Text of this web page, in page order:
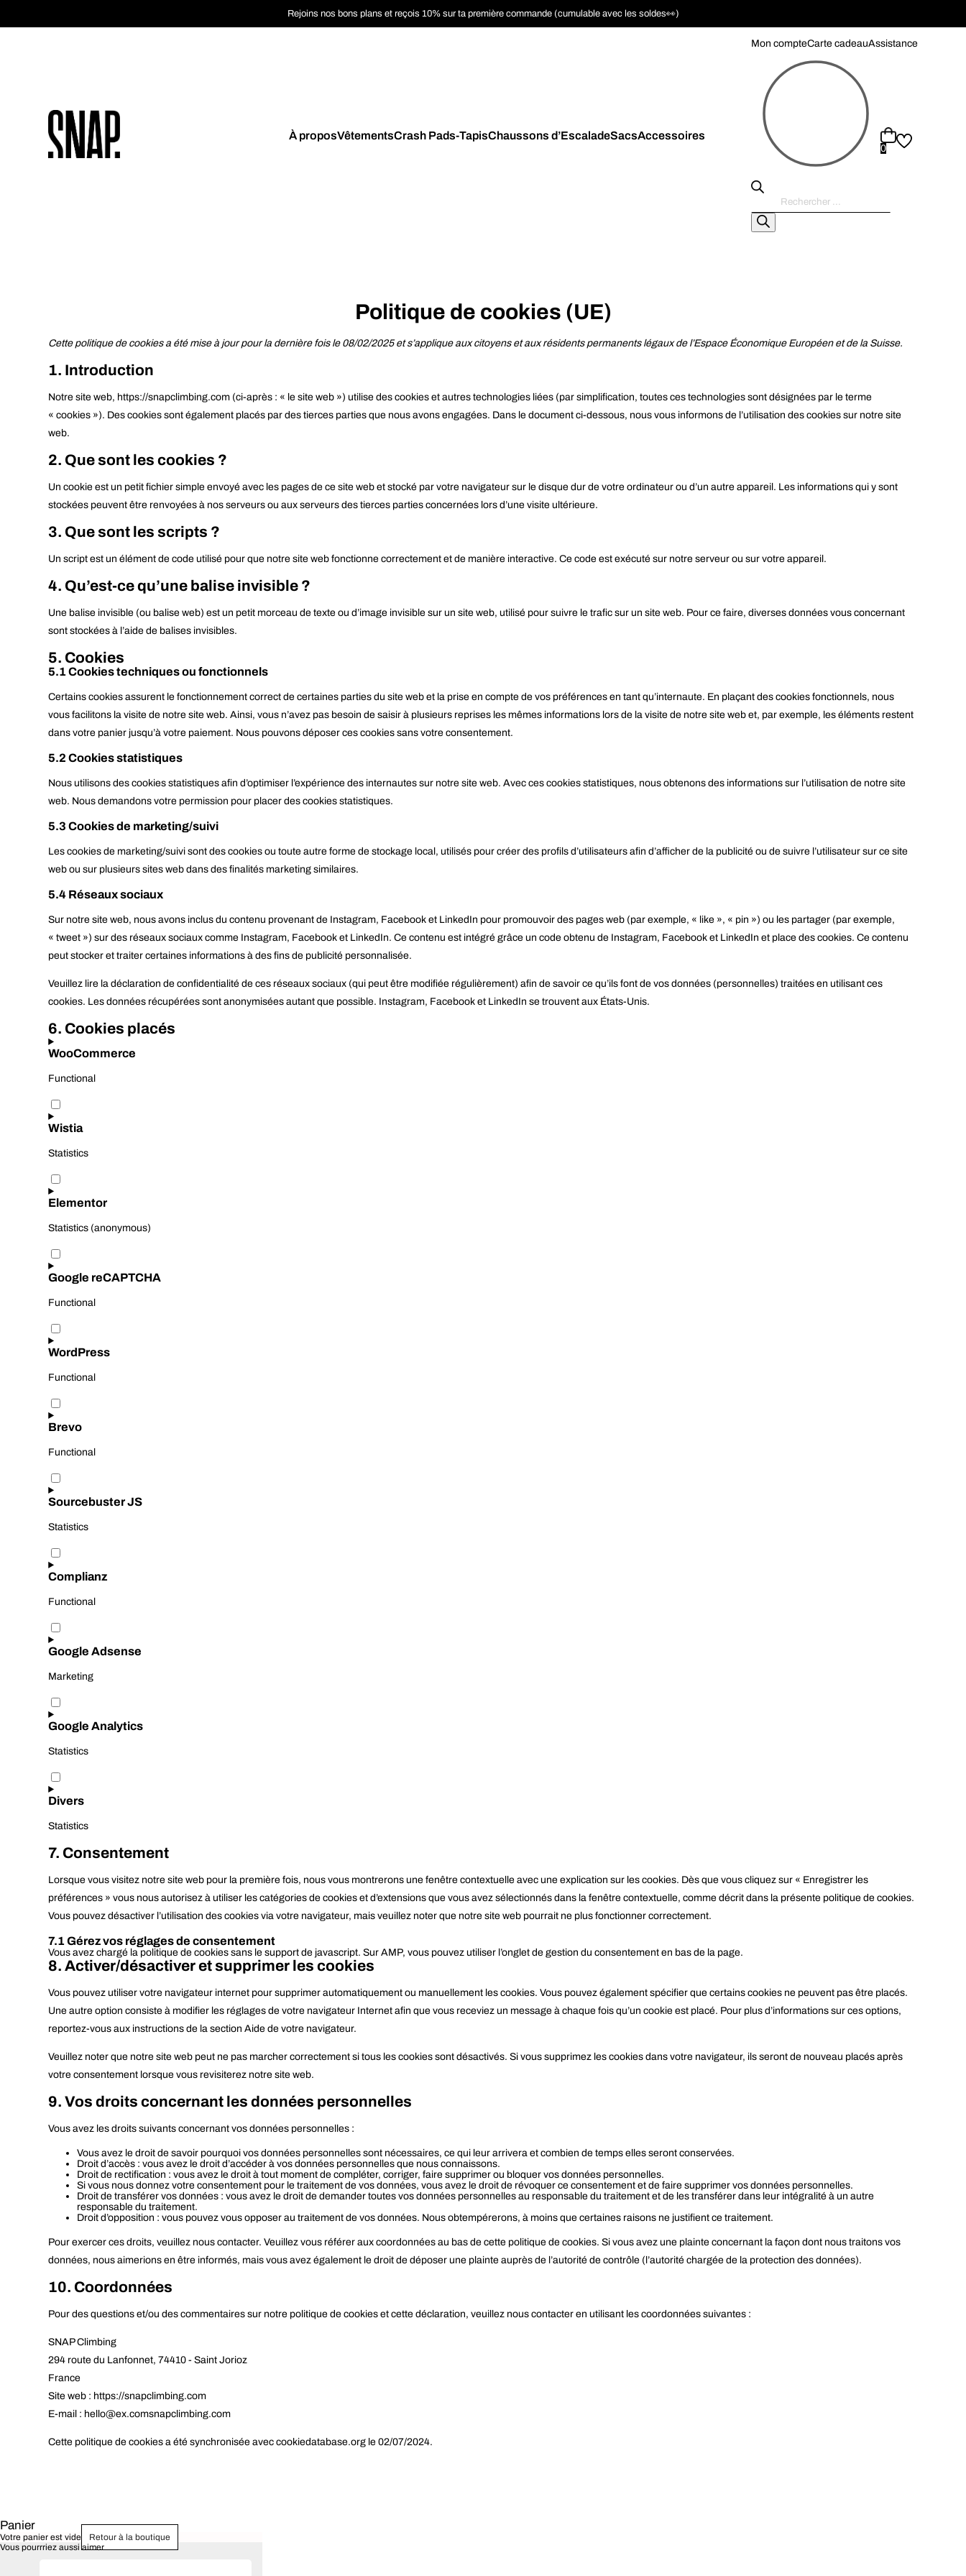
Rejoins nos bons plans et reçois 10% sur ta première commande (cumulable avec les soldes👀)
À proposVêtementsCrash Pads-TapisChaussons d’EscaladeSacsAccessoires
Mon compteCarte cadeauAssistance
Recherche
de
produits
0
Politique de cookies (UE)
Cette politique de cookies a été mise à jour pour la dernière fois le 08/02/2025 et s’applique aux citoyens et aux résidents permanents légaux de l’Espace Économique Européen et de la Suisse.
1. Introduction
Notre site web, https://snapclimbing.com (ci-après : « le site web ») utilise des cookies et autres technologies liées (par simplification, toutes ces technologies sont désignées par le terme
« cookies »). Des cookies sont également placés par des tierces parties que nous avons engagées. Dans le document ci-dessous, nous vous informons de l’utilisation des cookies sur notre site
web.
2. Que sont les cookies ?
Un cookie est un petit fichier simple envoyé avec les pages de ce site web et stocké par votre navigateur sur le disque dur de votre ordinateur ou d’un autre appareil. Les informations qui y sont
stockées peuvent être renvoyées à nos serveurs ou aux serveurs des tierces parties concernées lors d’une visite ultérieure.
3. Que sont les scripts ?
Un script est un élément de code utilisé pour que notre site web fonctionne correctement et de manière interactive. Ce code est exécuté sur notre serveur ou sur votre appareil.
4. Qu’est-ce qu’une balise invisible ?
Une balise invisible (ou balise web) est un petit morceau de texte ou d’image invisible sur un site web, utilisé pour suivre le trafic sur un site web. Pour ce faire, diverses données vous concernant
sont stockées à l’aide de balises invisibles.
5. Cookies
5.1 Cookies techniques ou fonctionnels
Certains cookies assurent le fonctionnement correct de certaines parties du site web et la prise en compte de vos préférences en tant qu’internaute. En plaçant des cookies fonctionnels, nous
vous facilitons la visite de notre site web. Ainsi, vous n’avez pas besoin de saisir à plusieurs reprises les mêmes informations lors de la visite de notre site web et, par exemple, les éléments restent
dans votre panier jusqu’à votre paiement. Nous pouvons déposer ces cookies sans votre consentement.
5.2 Cookies statistiques
Nous utilisons des cookies statistiques afin d’optimiser l’expérience des internautes sur notre site web. Avec ces cookies statistiques, nous obtenons des informations sur l’utilisation de notre site
web. Nous demandons votre permission pour placer des cookies statistiques.
5.3 Cookies de marketing/suivi
Les cookies de marketing/suivi sont des cookies ou toute autre forme de stockage local, utilisés pour créer des profils d’utilisateurs afin d’afficher de la publicité ou de suivre l’utilisateur sur ce site
web ou sur plusieurs sites web dans des finalités marketing similaires.
5.4 Réseaux sociaux
Sur notre site web, nous avons inclus du contenu provenant de Instagram, Facebook et LinkedIn pour promouvoir des pages web (par exemple, « like », « pin ») ou les partager (par exemple,
« tweet ») sur des réseaux sociaux comme Instagram, Facebook et LinkedIn. Ce contenu est intégré grâce un code obtenu de Instagram, Facebook et LinkedIn et place des cookies. Ce contenu
peut stocker et traiter certaines informations à des fins de publicité personnalisée.
Veuillez lire la déclaration de confidentialité de ces réseaux sociaux (qui peut être modifiée régulièrement) afin de savoir ce qu’ils font de vos données (personnelles) traitées en utilisant ces
cookies. Les données récupérées sont anonymisées autant que possible. Instagram, Facebook et LinkedIn se trouvent aux États-Unis.
6. Cookies placés
WooCommerce
Functional
Consent
to
service
woocommerce
Wistia
Statistics
Consent
to
service
wistia
Elementor
Statistics (anonymous)
Consent
to
service
elementor
Google reCAPTCHA
Functional
Consent
to
service
google-
WordPress
Functional
Consent
to
service
wordpress
Brevo
Functional
Consent
to
service
brevo
Sourcebuster JS
Statistics
Consent
to
service
sourcebuster-
Complianz
Functional
Consent
to
service
complianz
Google Adsense
Marketing
Consent
to
service
google-
Google Analytics
Statistics
Consent
to
service
google-
Divers
Statistics
Consent
to
divers
7. Consentement
Lorsque vous visitez notre site web pour la première fois, nous vous montrerons une fenêtre contextuelle avec une explication sur les cookies. Dès que vous cliquez sur « Enregistrer les
préférences » vous nous autorisez à utiliser les catégories de cookies et d’extensions que vous avez sélectionnés dans la fenêtre contextuelle, comme décrit dans la présente politique de cookies.
Vous pouvez désactiver l’utilisation des cookies via votre navigateur, mais veuillez noter que notre site web pourrait ne plus fonctionner correctement.
7.1 Gérez vos réglages de consentement
Vous avez chargé la politique de cookies sans le support de javascript. Sur AMP, vous pouvez utiliser l’onglet de gestion du consentement en bas de la page.
8. Activer/désactiver et supprimer les cookies
Vous pouvez utiliser votre navigateur internet pour supprimer automatiquement ou manuellement les cookies. Vous pouvez également spécifier que certains cookies ne peuvent pas être placés.
Une autre option consiste à modifier les réglages de votre navigateur Internet afin que vous receviez un message à chaque fois qu’un cookie est placé. Pour plus d’informations sur ces options,
reportez-vous aux instructions de la section Aide de votre navigateur.
Veuillez noter que notre site web peut ne pas marcher correctement si tous les cookies sont désactivés. Si vous supprimez les cookies dans votre navigateur, ils seront de nouveau placés après
votre consentement lorsque vous revisiterez notre site web.
9. Vos droits concernant les données personnelles
Vous avez les droits suivants concernant vos données personnelles :
Vous avez le droit de savoir pourquoi vos données personnelles sont nécessaires, ce qui leur arrivera et combien de temps elles seront conservées.
Droit d’accès : vous avez le droit d’accéder à vos données personnelles que nous connaissons.
Droit de rectification : vous avez le droit à tout moment de compléter, corriger, faire supprimer ou bloquer vos données personnelles.
Si vous nous donnez votre consentement pour le traitement de vos données, vous avez le droit de révoquer ce consentement et de faire supprimer vos données personnelles.
Droit de transférer vos données : vous avez le droit de demander toutes vos données personnelles au responsable du traitement et de les transférer dans leur intégralité à un autre
responsable du traitement.
Droit d’opposition : vous pouvez vous opposer au traitement de vos données. Nous obtempérerons, à moins que certaines raisons ne justifient ce traitement.
Pour exercer ces droits, veuillez nous contacter. Veuillez vous référer aux coordonnées au bas de cette politique de cookies. Si vous avez une plainte concernant la façon dont nous traitons vos
données, nous aimerions en être informés, mais vous avez également le droit de déposer une plainte auprès de l’autorité de contrôle (l’autorité chargée de la protection des données).
10. Coordonnées
Pour des questions et/ou des commentaires sur notre politique de cookies et cette déclaration, veuillez nous contacter en utilisant les coordonnées suivantes :
SNAP Climbing
294 route du Lanfonnet, 74410 - Saint Jorioz
France
Site web : https://snapclimbing.com
E-mail : hello@ex.comsnapclimbing.com
Cette politique de cookies a été synchronisée aveccookiedatabase.org le 02/07/2024.
Panier
Votre panier est vide
Retour à la boutique
Vous pourrriez aussi aimer